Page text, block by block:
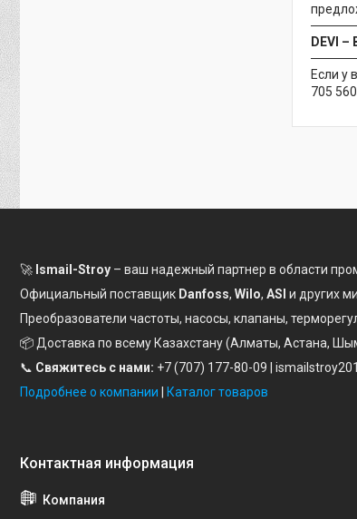
DEVI
Если у
705
🚀 Ismail-Stroy – ваш надежный партнер в области
Официальный поставщик Danfoss, Wilo, ASI и других
Преобразователи частоты, насосы, клапаны,
📦 Доставка по всему Казахстану (Алматы, Астана,
📞 Свяжитесь с нами: +7 (707) 177-80-09 |
Подробнее о компании | Каталог товаров